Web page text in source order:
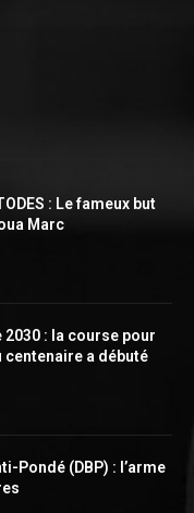
: Le fameux but
Marc
2030 : la course pour
centenaire a débuté
Pondé (DBP) : l’arme